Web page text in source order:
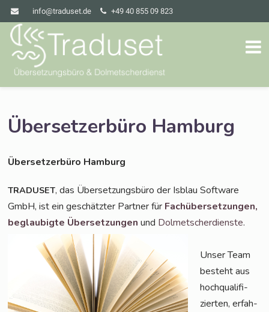
info@traduset.de +49 40 855 09 823
Übersetzerbüro Hamburg
Über­set­zer­bü­ro Hamburg
TRADUSET, das Über­set­zungs­bü­ro der Isblau Soft­ware
GmbH, ist ein geschätz­ter Part­ner für Fach­über­set­zun­gen,
beglau­big­te Über­set­zun­gen und Dol­met­scher­diens­te.
Unser Team
besteht aus
hoch­qua­li­fi­
zier­ten, erfah­